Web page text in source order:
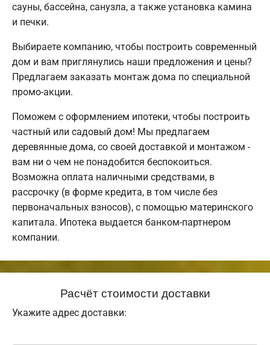
сауны, бассейна, санузла, а также установка камина
и печки.
Выбираете компанию, чтобы построить современный
дом и вам приглянулись наши предложения и цены?
Предлагаем заказать монтаж дома по специальной
промо-акции.
Поможем с оформлением ипотеки, чтобы построить
частный или садовый дом! Мы предлагаем
деревянные дома, со своей доставкой и монтажом -
вам ни о чем не понадобится беспокоиться.
Возможна оплата наличными средствами, в
рассрочку (в форме кредита, в том числе без
первоначальных взносов), с помощью материнского
капитала. Ипотека выдается банком-партнером
компании.
Расчёт стоимости доставки
Укажите адрес доставки: